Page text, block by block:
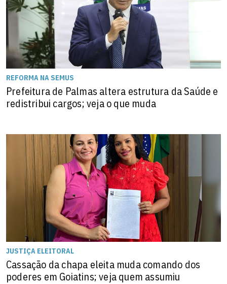
REFORMA NA SEMUS
Prefeitura de Palmas altera estrutura da Saúde e
redistribui cargos; veja o que muda
JUSTIÇA ELEITORAL
Cassação da chapa eleita muda comando dos
poderes em Goiatins; veja quem assumiu